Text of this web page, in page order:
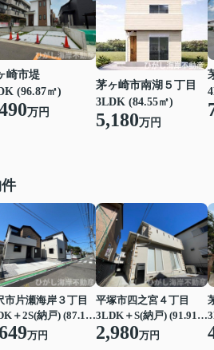
崎市堤
(96.87㎡)
万円
茅ヶ崎市南湖５丁目
3LDK (84.55㎡)
5,180万円
市片瀬海岸３丁目
2LDK＋2S(納戸) (87.15㎡)
万円
平塚市四之宮４丁目
3LDK＋S(納戸) (91.91㎡)
2,980万円